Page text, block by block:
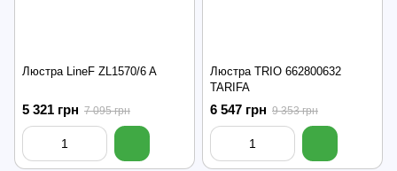
Люстра LineF ZL1570/6 A
5 321 грн 7 095 грн
Люстра TRIO 662800632
TARIFA
6 547 грн 9 353 грн